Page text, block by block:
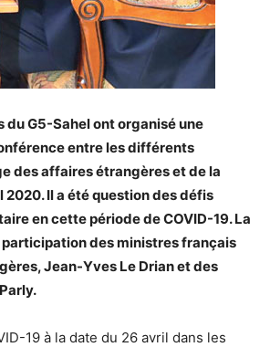
du G5-Sahel ont organisé une
entre les différents
des affaires étrangères et de la
2020. Il a été question des défis
en cette période de COVID-19. La
participation des ministres français
Jean-Yves Le Drian et des
19 à la date du 26 avril dans les